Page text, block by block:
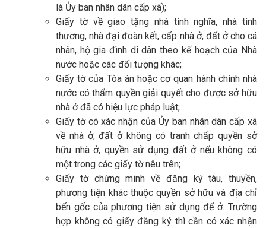
là Ủy ban nhân dân cấp xã);
Giấy tờ về giao tặng nhà tình nghĩa, nhà tình
thương, nhà đại đoàn kết, cấp nhà ở, đất ở cho cá
nhân, hộ gia đình di dân theo kế hoạch của Nhà
nước hoặc các đối tượng khác;
Giấy tờ của Tòa án hoặc cơ quan hành chính nhà
nước có thẩm quyền giải quyết cho được sở hữu
nhà ở đã có hiệu lực pháp luật;
Giấy tờ có xác nhận của Ủy ban nhân dân cấp xã
về nhà ở, đất ở không có tranh chấp quyền sở
hữu nhà ở, quyền sử dụng đất ở nếu không có
một trong các giấy tờ nêu trên;
Giấy tờ chứng minh về đăng ký tàu, thuyền,
phương tiện khác thuộc quyền sở hữu và địa chỉ
bến gốc của phương tiện sử dụng để ở. Trường
hợp không có giấy đăng ký thì cần có xác nhận